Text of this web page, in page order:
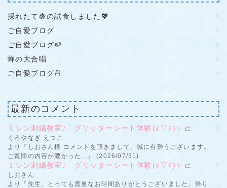
採れたて🍇の試食しました💖
ご自愛ブログ
ご自愛ブログ🍉
蝉の大合唱
ご自愛ブログ🍜
最新のコメント
ミシン刺繍教室♪ グリッターシート体験(≧▽≦)✨ に
くろやなぎ えつこ
より『しおさん様 コメントを頂きまして、誠に有難うございます。
ご質問の内容が濃かった...』 (2026/07/31)
ミシン刺繍教室♪ グリッターシート体験(≧▽≦)✨ に
しおさん
より『先生、とっても貴重なお時間ありがとうございました。帰り